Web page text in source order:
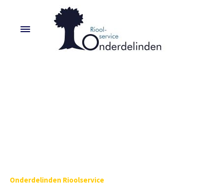
Onderdelinden Rioolservice